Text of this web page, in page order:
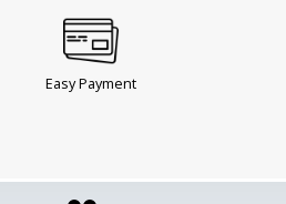
Easy Payment